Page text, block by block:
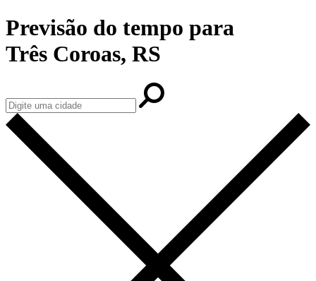
Previsão do tempo para
Três Coroas, RS